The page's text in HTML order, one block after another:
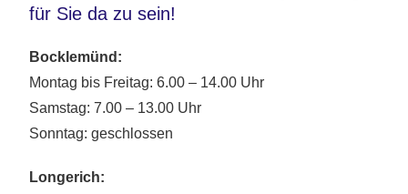
für Sie da zu sein!
Bocklemünd:
Montag bis Freitag: 6.00 – 14.00 Uhr
Samstag: 7.00 – 13.00 Uhr
Sonntag: geschlossen
Longerich: